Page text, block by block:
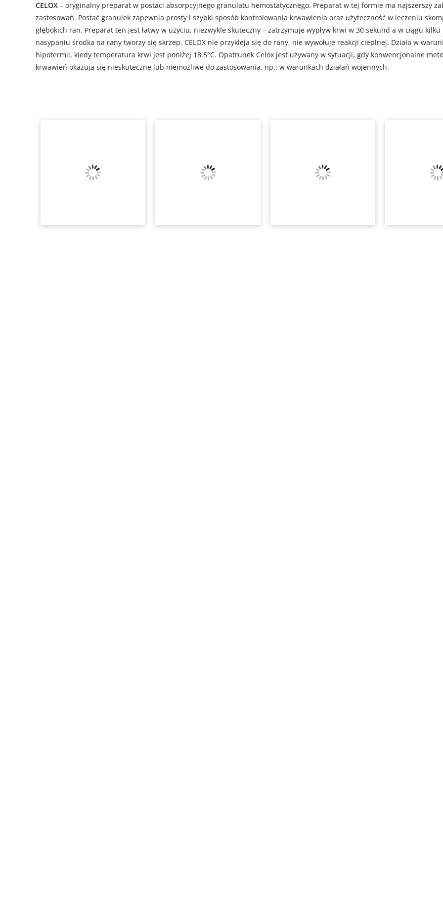
CELOX – oryginalny preparat w postaci absorpcyjnego granulatu hemostatycznego. Preparat w tej formie ma najszerszy
zastosowań. Postać granulek zapewnia prosty i szybki sposób kontrolowania krwawienia oraz użyteczność w leczeniu
głębokich ran. Preparat ten jest łatwy w użyciu, niezwykle skuteczny – zatrzymuje wypływ krwi w 30 sekund a w ciągu
nasypaniu środka na rany tworzy się skrzep. CELOX nie przykleja się do rany, nie wywołuje reakcji cieplnej. Działa w
hipotermii, kiedy temperatura krwi jest poniżej 18.5°C. Opatrunek Celox jest używany w sytuacji, gdy konwencjonalne
krwawień okazują się nieskuteczne lub niemożliwe do zastosowania, np.: w warunkach działań wojennych.